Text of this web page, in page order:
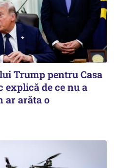
Trump pentru Casa
explică de ce nu a
ar arăta o